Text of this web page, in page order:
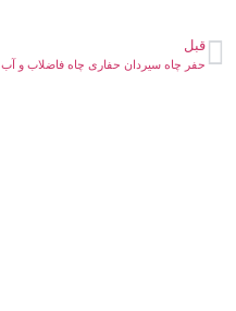
قبل
حفر چاه سیردان حفاری چاه فاضلاب و آب